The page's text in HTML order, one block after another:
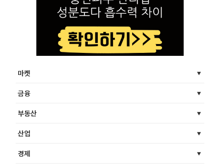
마켓
금융
부동산
산업
경제